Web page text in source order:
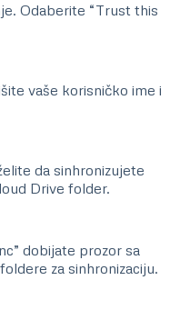
Odaberite “Trust this
vaše korisničko ime i
da sinhronizujete
Drive folder.
dobijate prozor sa
za sinhronizaciju.